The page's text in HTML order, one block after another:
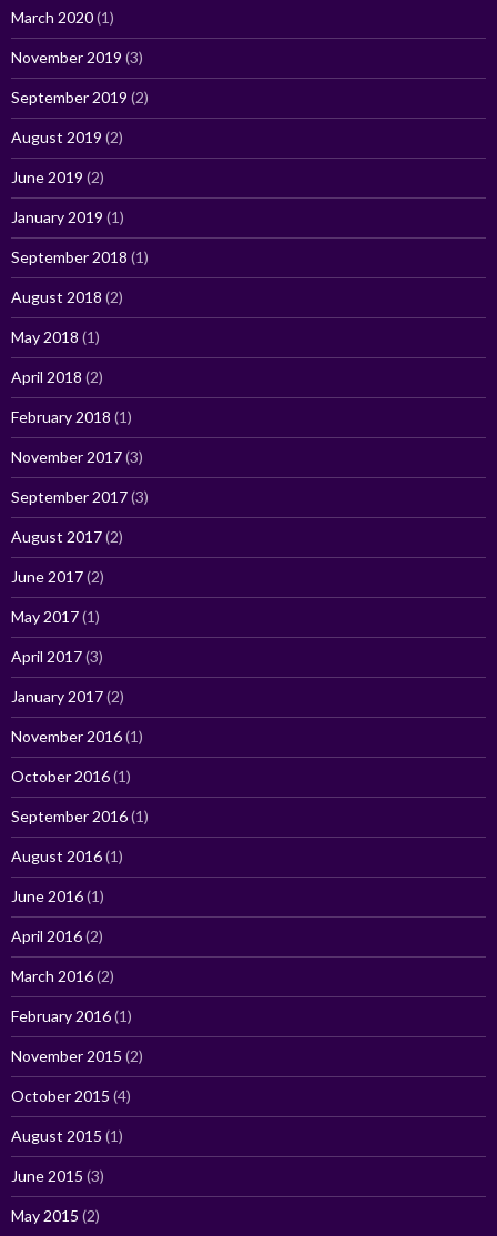
March 2020(1)
November 2019 (3)
September 2019 (2)
August 2019 (2)
June 2019 (2)
January 2019 (1)
September 2018 (1)
August 2018 (2)
May 2018 (1)
April 2018 (2)
February 2018 (1)
November 2017(3)
September 2017(3)
August 2017(2)
June 2017(2)
May 2017(1)
April 2017(3)
January 2017(2)
November 2016(1)
October 2016(1)
September 2016(1)
August 2016(1)
June 2016(1)
April 2016(2)
March 2016(2)
February 2016(1)
November 2015 (2)
October 2015 (4)
August 2015 (1)
June 2015 (3)
May 2015 (2)